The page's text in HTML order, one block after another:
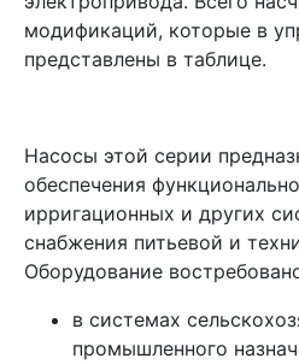
модификаций, которые в
представлены в таблице.
Насосы этой серии
обеспечения
ирригационных и других
снабжения питьевой и
Оборудование
в системах
промышленного